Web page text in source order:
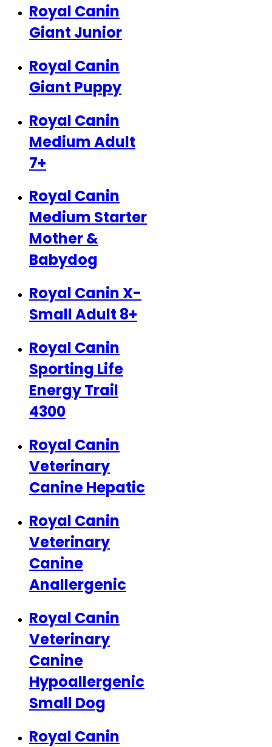
Royal Canin
Giant Junior
Royal Canin
Giant Puppy
Royal Canin
Medium Adult
7+
Royal Canin
Medium Starter
Mother &
Babydog
Royal Canin X-
Small Adult 8+
Royal Canin
Sporting Life
Energy Trail
4300
Royal Canin
Veterinary
Canine Hepatic
Royal Canin
Veterinary
Canine
Anallergenic
Royal Canin
Veterinary
Canine
Hypoallergenic
Small Dog
Royal Canin